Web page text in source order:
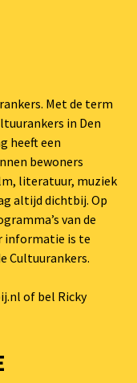
Met de term
in Den
heeft een
bewoners
literatuur, muziek
altijd dichtbij. Op
van de
informatie is te
Cultuurankers.
of bel Ricky